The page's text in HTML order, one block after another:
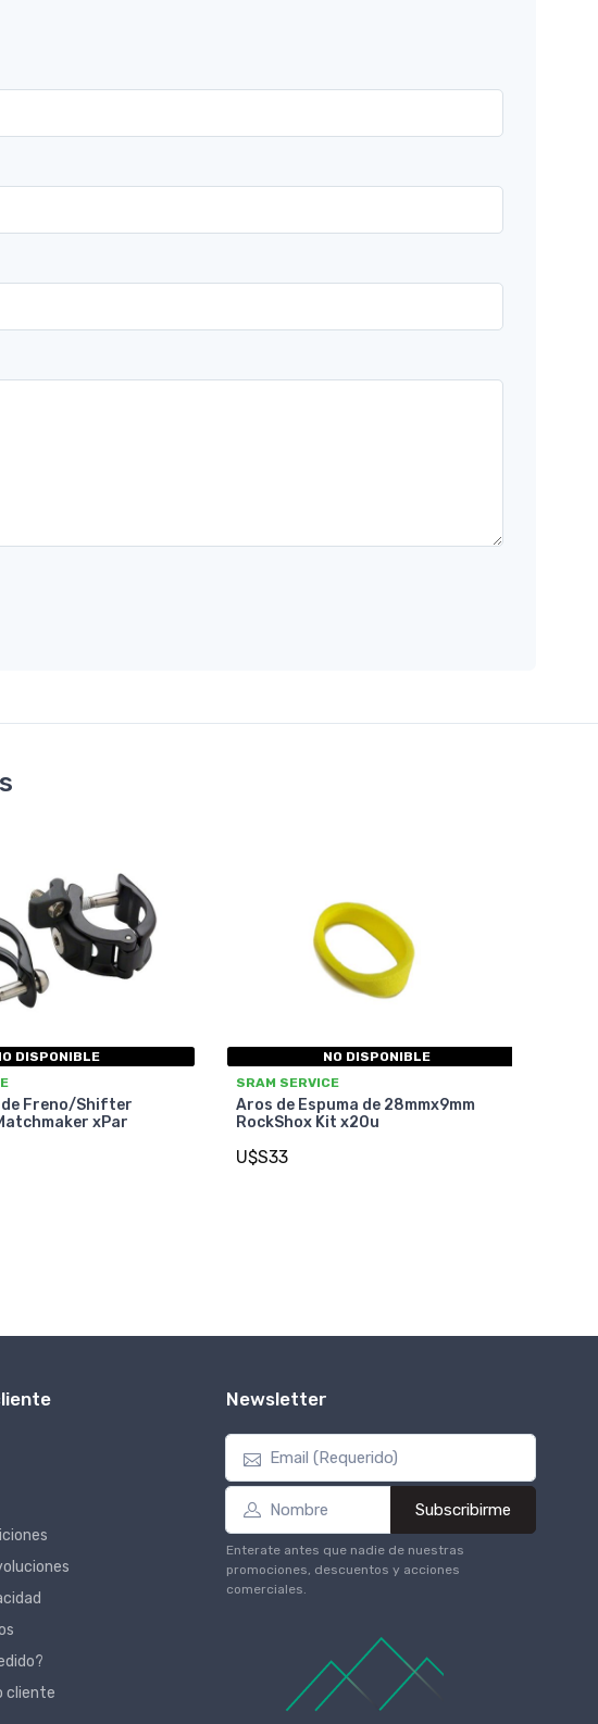
DISPONIBLE
Freno/Shifter
xPar
NO DISPONIBLE
SRAM SERVICE
Aros de Espuma de 28mmx9mm
RockShox Kit x20u
U$S33
cliente
Newsletter
Subscribirme
Enterate antes que nadie de nuestras
promociones, descuentos y acciones
comerciales.